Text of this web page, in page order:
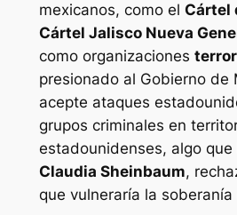
mexicanos, como el Cártel
Cártel Jalisco Nueva
como organizaciones
presionado al Gobierno de
acepte ataques
grupos criminales en
estadounidenses, algo
Claudia Sheinbaum,
que vulneraría la